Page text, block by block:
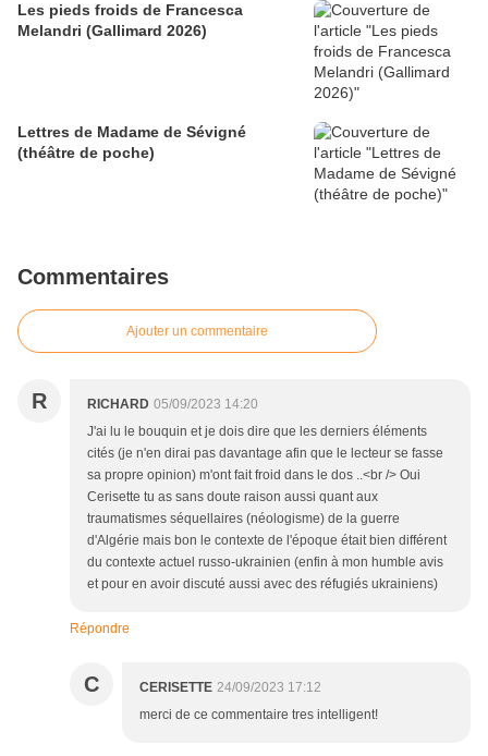
Les pieds froids de Francesca
Melandri (Gallimard 2026)
Lettres de Madame de Sévigné
(théâtre de poche)
Commentaires
Ajouter un commentaire
R RICHARD 05/09/2023 14:20
J'ai lu le bouquin et je dois dire que les derniers éléments
cités (je n'en dirai pas davantage afin que le lecteur se fasse
sa propre opinion) m'ont fait froid dans le dos ..<br /> Oui
Cerisette tu as sans doute raison aussi quant aux
traumatismes séquellaires (néologisme) de la guerre
d'Algérie mais bon le contexte de l'époque était bien différent
du contexte actuel russo-ukrainien (enfin à mon humble avis
et pour en avoir discuté aussi avec des réfugiés ukrainiens)
Répondre
C CERISETTE 24/09/2023 17:12
merci de ce commentaire tres intelligent!